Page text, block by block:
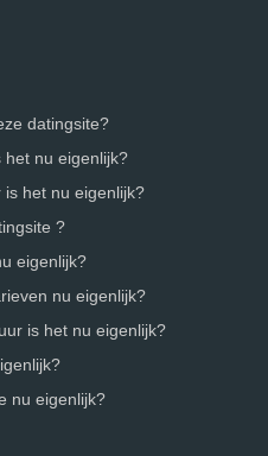
datingsite?
het nu eigenlijk?
het nu eigenlijk?
?
eigenlijk?
nu eigenlijk?
is het nu eigenlijk?
nu eigenlijk?